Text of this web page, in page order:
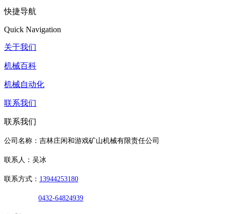
快捷导航
Quick Navigation
关于我们
机械百科
机械自动化
联系我们
联系我们
公司名称：吉林庄闲和游戏矿山机械有限责任公司
联系人：吴冰
联系方式： 13944253180
0432-64824939